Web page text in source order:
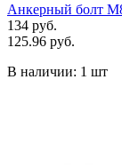
Анкерный болт
134 руб.
125.96 руб.
В наличии: 1 шт